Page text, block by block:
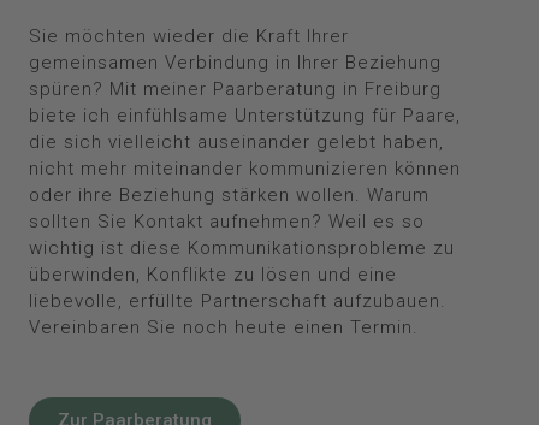
Sie möchten wieder die Kraft Ihrer
gemeinsamen Verbindung in Ihrer Beziehung
spüren? Mit meiner Paarberatung in Freiburg
biete ich einfühlsame Unterstützung für Paare,
die sich vielleicht auseinander gelebt haben,
nicht mehr miteinander kommunizieren können
oder ihre Beziehung stärken wollen. Warum
sollten Sie Kontakt aufnehmen? Weil es so
wichtig ist diese Kommunikationsprobleme zu
überwinden, Konflikte zu lösen und eine
liebevolle, erfüllte Partnerschaft aufzubauen.
Vereinbaren Sie noch heute einen Termin.
Zur Paarberatung